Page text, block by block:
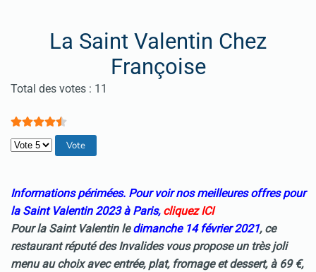
La Saint Valentin Chez
Françoise
Vote utilisateur:4.5
Total des votes : 11
Veuillez voter
Informations périmées. Pour voir nos meilleures offres pour
la Saint Valentin 2023 à Paris, cliquez ICI
Pour la Saint Valentin ledimanche 14 février 2021, ce
restaurant réputé des Invalides vous propose un très joli
menu au choix avec entrée, plat, fromage et dessert, à 69 €,